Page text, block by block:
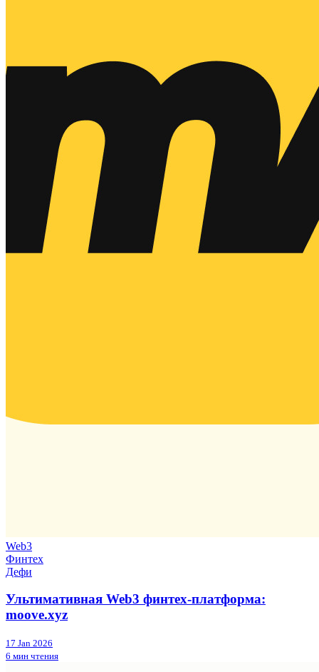
Web3
Финтех
Дефи
Ультимативная Web3 финтех-платформа:
moove.xyz
17 Jan 2026
6 мин чтения